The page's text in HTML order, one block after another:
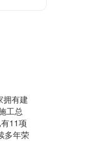
拥有建
工总
11项
多年荣